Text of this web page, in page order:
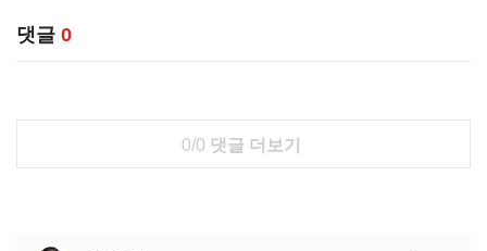
댓글 0
0/0 댓글 더보기